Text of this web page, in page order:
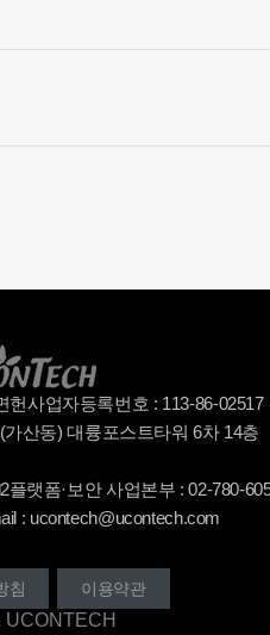
헌사업자등록번호 : 113-86-02517
산동) 대륭포스트타워 6차 14층
플랫폼·보안 사업본부 : 02-780-
: ucontech@ucontech.com
침 이용약관